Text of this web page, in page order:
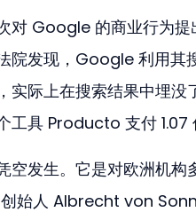
对 Google 的商业行为
院发现，Google 利用其
实际上在搜索结果中埋没
工具 Producto 支付 1.07
空发生。它是对欧洲机构
始人 Albrecht von